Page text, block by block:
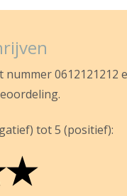
0612121212
tot 5 (positief):
★